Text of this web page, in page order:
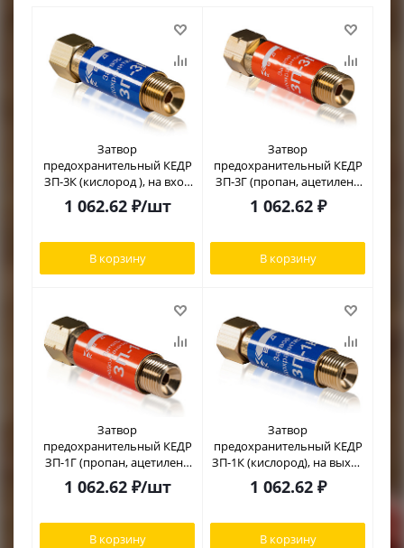
Затвор
предохранительный КЕДР
ЗП-3К (кислород ), на вход
резака /горелки, М16х1,5
1 062.62₽/шт
В корзину
Затвор
предохранительный КЕДР
ЗП-3Г (пропан, ацетилен),
на вход резака /горелки,
М16х1,5LH левая резьба
1 062.62₽
В корзину
Затвор
предохранительный КЕДР
ЗП-1Г (пропан, ацетилен),
на выход редуктора,
М16х1,5LH левая резьба
1 062.62₽/шт
В корзину
Затвор
предохранительный КЕДР
ЗП-1К (кислород), на выход
редуктора, М16х1,5
1 062.62₽
В корзину
КЕДР
CONDTROL
EUROBOOR